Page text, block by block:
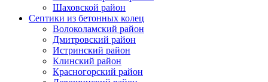
Шаховской район
Септики из бетонных колец
Волоколамский район
Дмитровский район
Истринский район
Клинский район
Красногорский район